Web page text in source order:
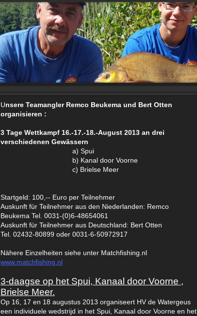
Unsere Teamangler Remco Beukema und Bert Otten
organisieren :
3 Tage Wettkampf 16.-17.-18.-August 2013 an drei
verschiedenen Gewässern
a) Spui
b) Kanal door Voorne
c) Brielse Meer
Startgeld: 100,-- Euro per Teilnehmer
Auskunft für Teilnehmer aus den Niederlanden: Remco
Beukema Tel. 0031-(0)6-48654061
Auskunft für Teilnehmer aus Deutschland: Bert Otten
Tel. 02432-80899 oder 0031-6-50972917
Nähere Einzelheiten siehe unter Matchfishing.nl
www.matchfishing.nl
3-daagse op het Spui, Kanaal door Voorne ,
Brielse Meer.
Op 16, 17 en 18 augustus 2013 organiseert HV de Watergeus
een individuele wedstrijd in het Spui, Kanaal door Voorne en het